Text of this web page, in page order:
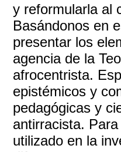
y reformularla al
Basándonos en
presentar los
agencia de la
afrocentrista.
epistémicos y
pedagógicas y
antirracista.
utilizado en la